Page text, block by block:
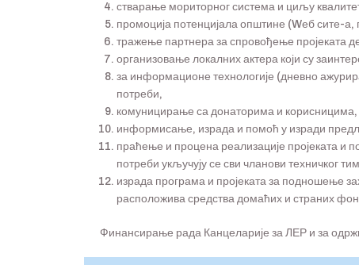
стварање мориторног система и циљу
промоција потенцијала општине (Wеб сите-а,
тражење партнера за спровођење пројеката
организовање локалних актера који су
за информационе технологије (дневно
потреби,
комуницирање са донаторима и корисницима,
информисање, израда и помоћ у изради
праћење и процена реализације пројеката и
потреби укључују се сви чланови техничког
израда програма и пројеката за подношење
расположива средства домаћих и страних
Финансирање рада Канцеларије за ЛЕР и за